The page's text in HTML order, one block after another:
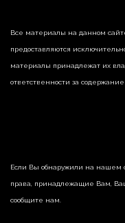
Все материалы на данном
предоставляются
материалы принадлежат их
ответственности за
Если Вы обнаружили на нашем
права, принадлежащие Вам,
сообщите нам.